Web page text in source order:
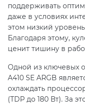
поддерживать
даже в условиях
этом низкий
Благодаря этому,
ценит тишину в
Одной из ключевых
A410 SE ARGB
охлаждать
(TDP до 180 Вт). За